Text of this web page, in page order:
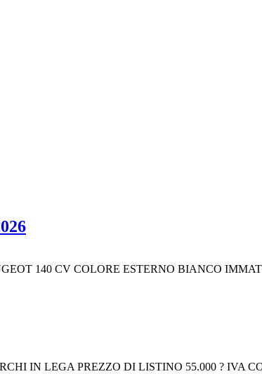
140 CV COLORE ESTERNO BIANCO
IN LEGA PREZZO DI LISTINO 55.000 ? IVA